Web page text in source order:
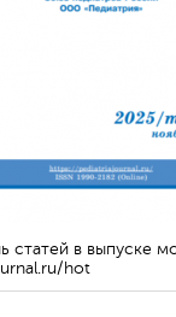
статей в выпуске
hot